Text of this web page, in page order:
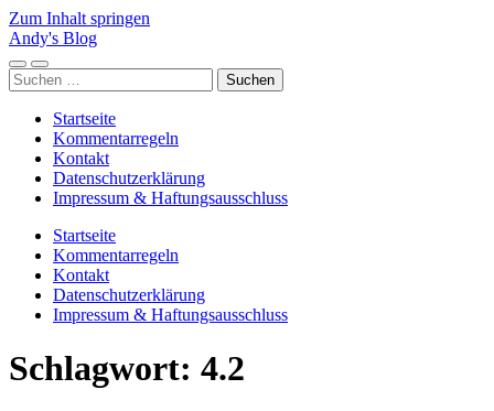
Zum Inhalt springen
Andy's Blog
Mobile-
Menü
Suchfeld
ein-/ausblenden
Suchen
nach:
Startseite
Kommentarregeln
Kontakt
Datenschutzerklärung
Impressum & Haftungsausschluss
Startseite
Kommentarregeln
Kontakt
Datenschutzerklärung
Impressum & Haftungsausschluss
Schlagwort: 4.2